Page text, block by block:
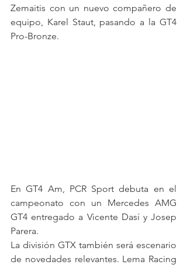
Zemaitis con un nuevo compañero de
equipo, Karel Staut, pasando a la GT4
Pro-Bronze.
En GT4 Am, PCR Sport debuta en el
campeonato con un Mercedes AMG
GT4 entregado a Vicente Dasí y Josep
Parera.
La división GTX también será escenario
de novedades relevantes. Lema Racing